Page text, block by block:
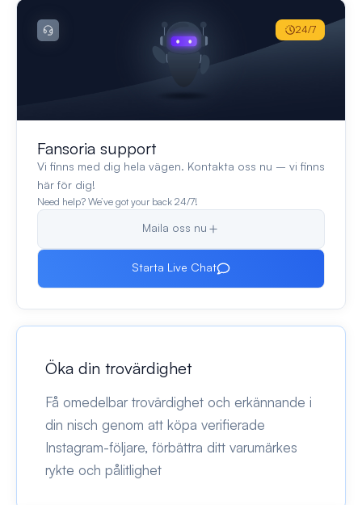
Fansoria support
Vi finns med dig hela vägen. Kontakta oss nu – vi finns
här för dig!
Need help? We’ve got your back 24/7!
Maila oss nu
Starta Live Chat
24/7
Öka din trovärdighet
Få omedelbar trovärdighet och erkännande i
din nisch genom att köpa verifierade
Instagram-följare, förbättra ditt varumärkes
rykte och pålitlighet